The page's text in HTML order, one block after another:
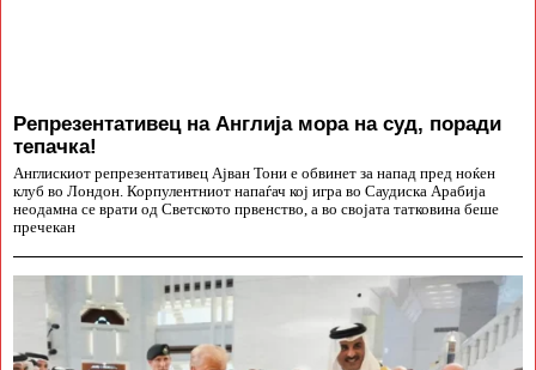
Репрезентативец на Англија мора на суд, поради
тепачка!
Англискиот репрезентативец Ајван Тони е обвинет за напад пред ноќен
клуб во Лондон. Корпулентниот напаѓач кој игра во Саудиска Арабија
неодамна се врати од Светското првенство, а во својата татковина беше
пречекан